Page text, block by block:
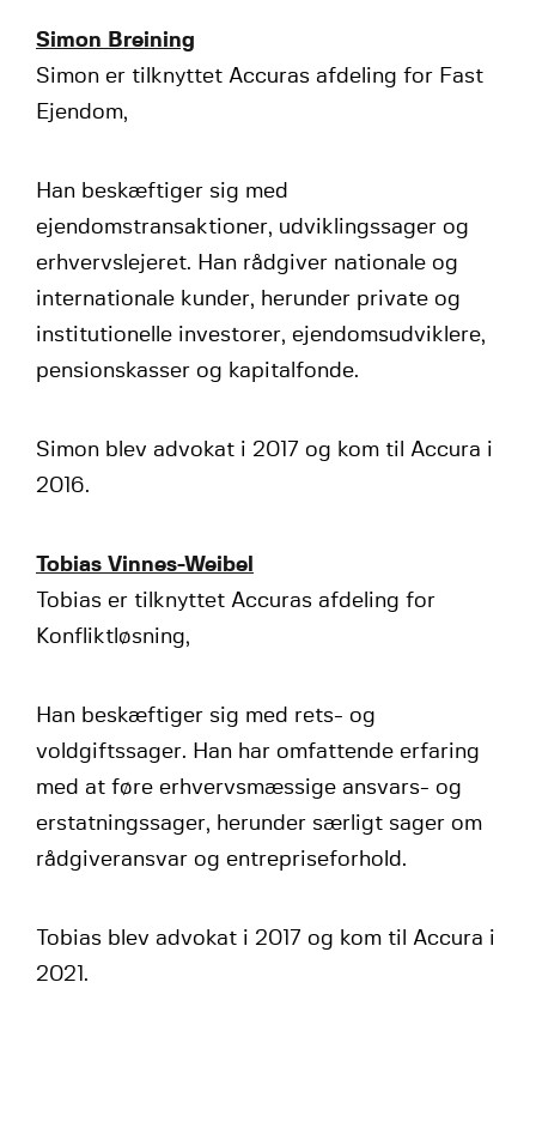
Simon Breining
Simon er tilknyttet Accuras afdeling for Fast
Ejendom,
Han beskæftiger sig med
ejendomstransaktioner, udviklingssager og
erhvervslejeret. Han rådgiver nationale og
internationale kunder, herunder private og
institutionelle investorer, ejendomsudviklere,
pensionskasser og kapitalfonde.
Simon blev advokat i 2017 og kom til Accura i
2016.
Tobias Vinnes-Weibel
Tobias er tilknyttet Accuras afdeling for
Konfliktløsning,
Han beskæftiger sig med rets- og
voldgiftssager. Han har omfattende erfaring
med at føre erhvervsmæssige ansvars- og
erstatningssager, herunder særligt sager om
rådgiveransvar og entrepriseforhold.
Tobias blev advokat i 2017 og kom til Accura i
2021.